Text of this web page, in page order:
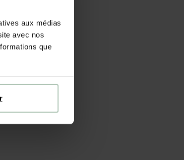
aux médias
avec nos
que